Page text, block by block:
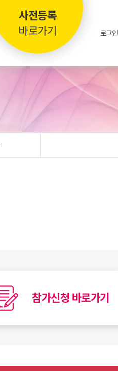
사전등록
바로가기
로그인
참가신청 바로가기